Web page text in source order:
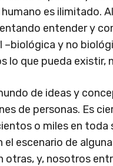
es ilimitado.
entender y
y no
lo que pueda existir,
de ideas y
de personas. Es
o miles en toda
escenario de
otras, y, nosotros